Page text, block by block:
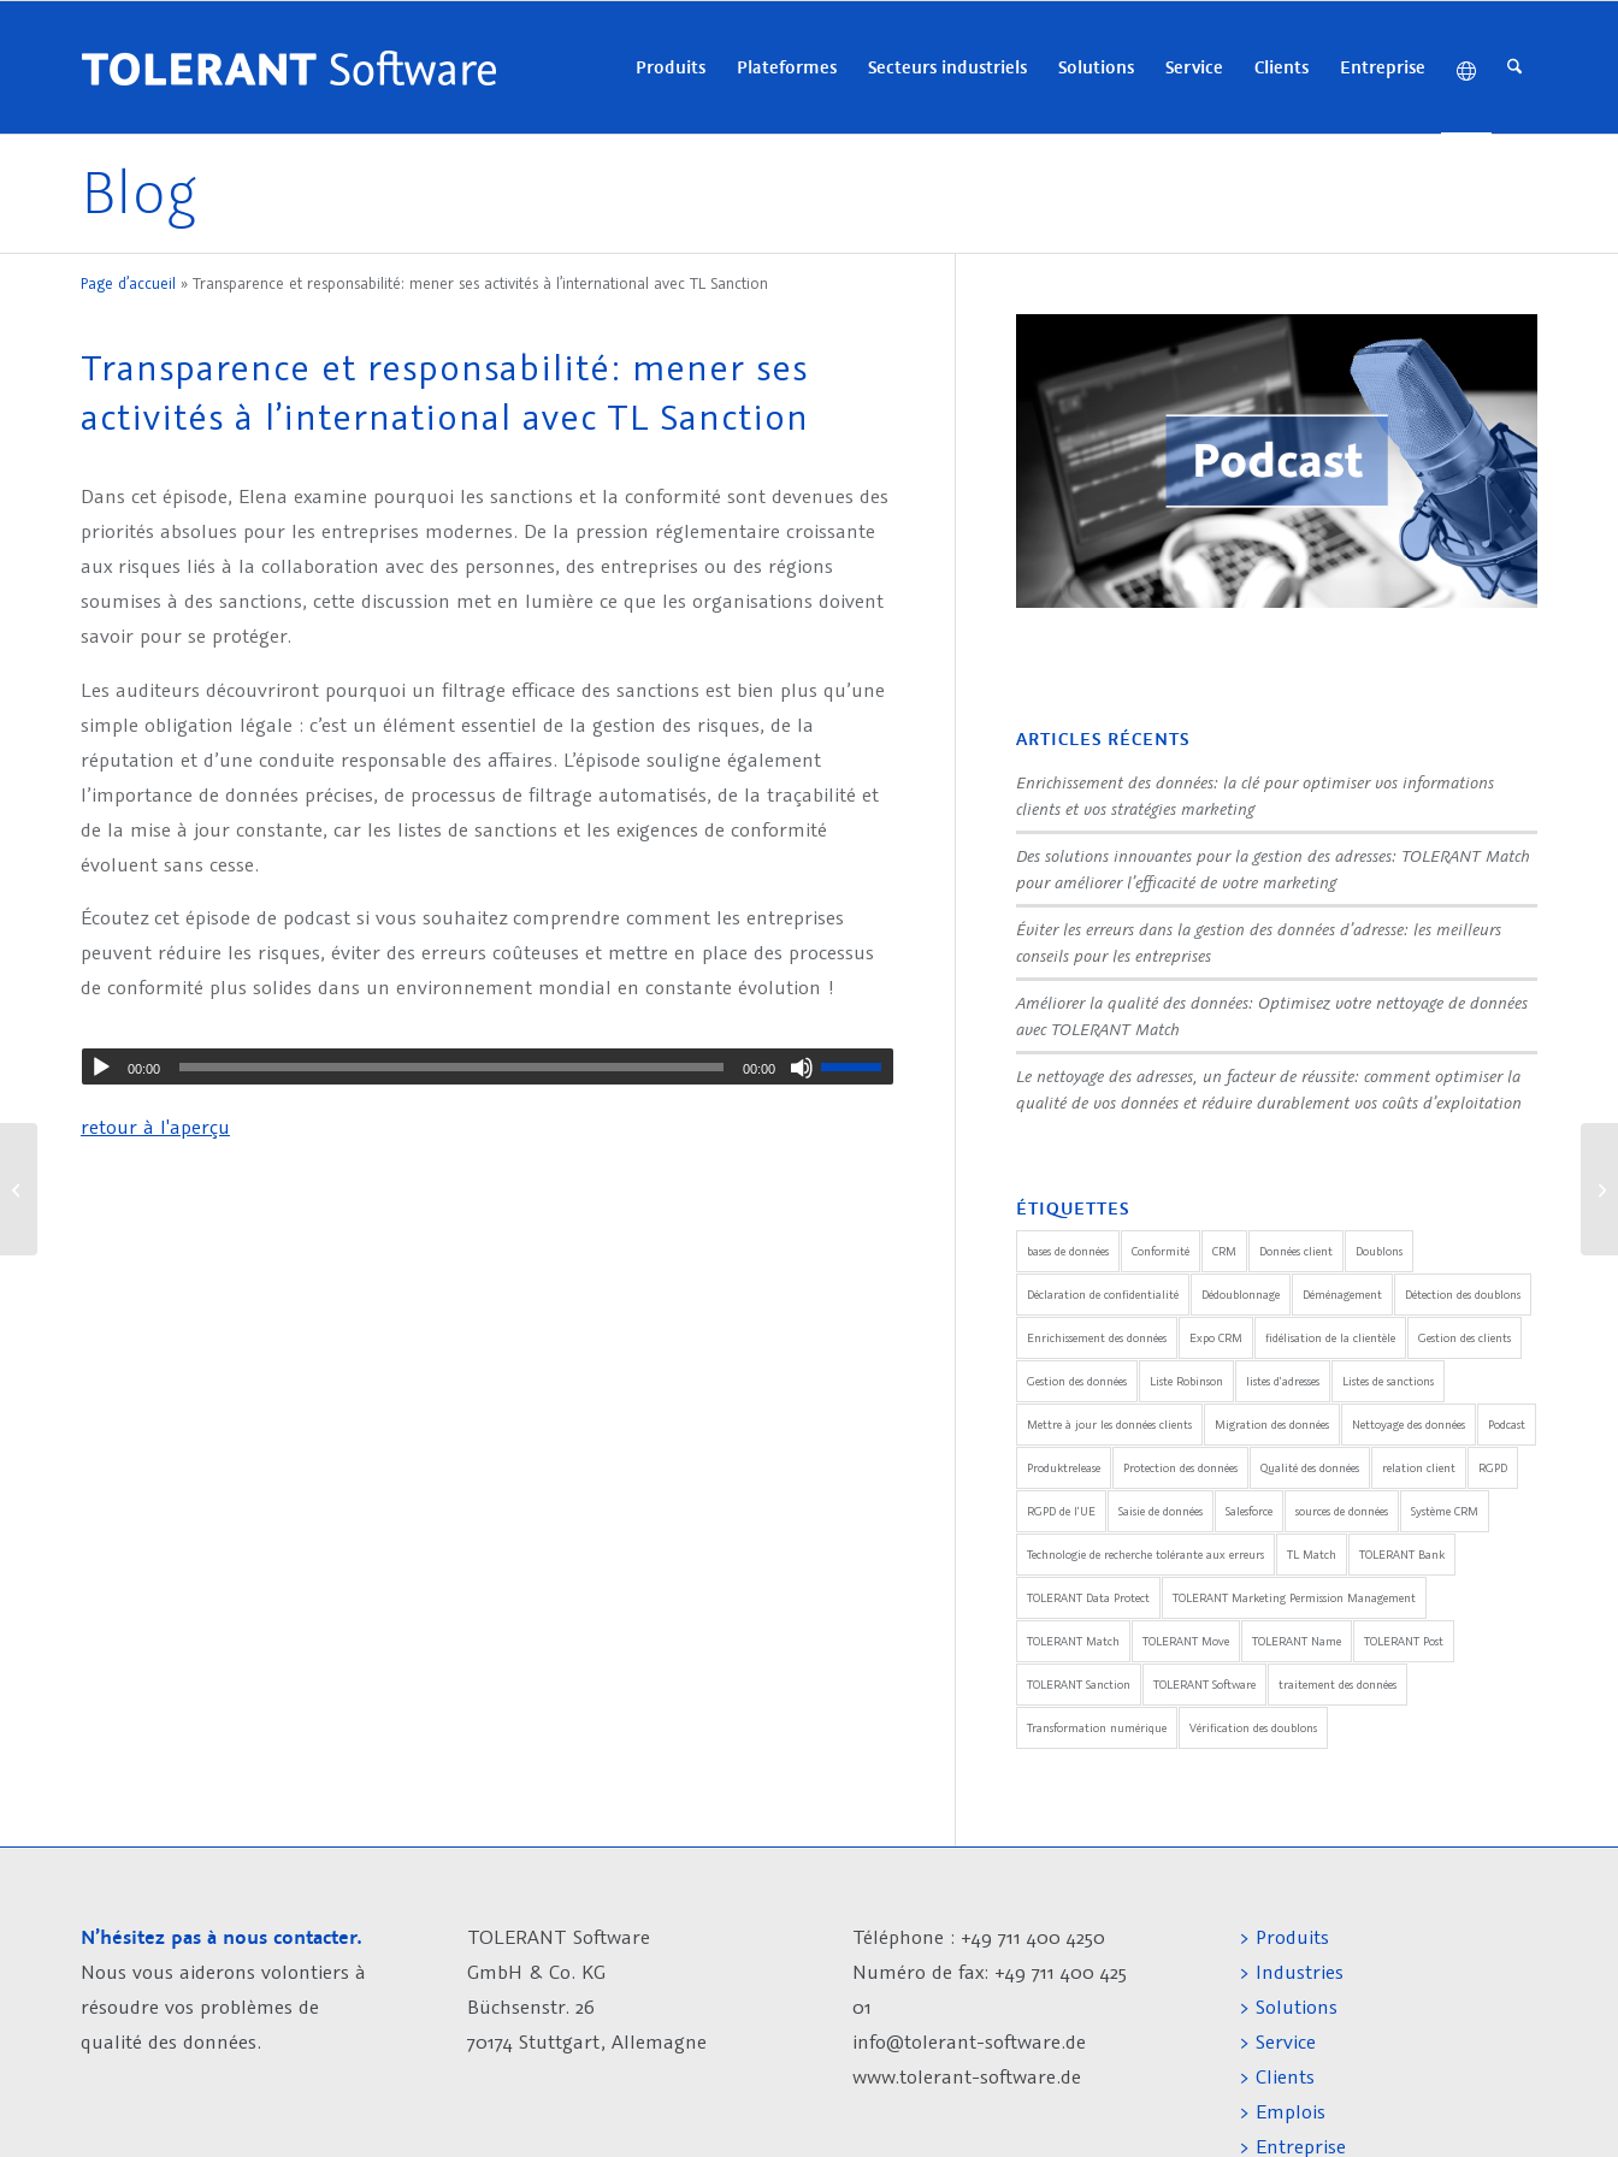
Produits Plateformes Secteurs industriels Solutions Service Clients Entreprise
Blog
Page d’accueil » Transparence et responsabilité: mener ses activités à l’international avec TL Sanction
Transparence et responsabilité: mener ses
activités à l’international avec TL Sanction
Dans cet épisode, Elena examine pourquoi les sanctions et la conformité sont devenues des
priorités absolues pour les entreprises modernes. De la pression réglementaire croissante
aux risques liés à la collaboration avec des personnes, des entreprises ou des régions
soumises à des sanctions, cette discussion met en lumière ce que les organisations doivent
savoir pour se protéger.
Les auditeurs découvriront pourquoi un filtrage efficace des sanctions est bien plus qu’une
simple obligation légale : c’est un élément essentiel de la gestion des risques, de la
réputation et d’une conduite responsable des affaires. L’épisode souligne également
l’importance de données précises, de processus de filtrage automatisés, de la traçabilité et
de la mise à jour constante, car les listes de sanctions et les exigences de conformité
évoluent sans cesse.
Écoutez cet épisode de podcast si vous souhaitez comprendre comment les entreprises
peuvent réduire les risques, éviter des erreurs coûteuses et mettre en place des processus
de conformité plus solides dans un environnement mondial en constante évolution !
00:00 00:00
retour à l'aperçu
ARTICLES RÉCENTS
Enrichissement des données: la clé pour optimiser vos informations
clients et vos stratégies marketing
Des solutions innovantes pour la gestion des adresses: TOLERANT Match
pour améliorer l’efficacité de votre marketing
Éviter les erreurs dans la gestion des données d’adresse: les meilleurs
conseils pour les entreprises
Améliorer la qualité des données: Optimisez votre nettoyage de données
avec TOLERANT Match
Le nettoyage des adresses, un facteur de réussite: comment optimiser la
qualité de vos données et réduire durablement vos coûts d’exploitation
ÉTIQUETTES
bases de données Conformité CRM Données client Doublons
Déclaration de confidentialité Dédoublonnage Déménagement Détection des doublons
Enrichissement des données Expo CRM fidélisation de la clientèle Gestion des clients
Gestion des données Liste Robinson listes d'adresses Listes de sanctions
Mettre à jour les données clients Migration des données Nettoyage des données Podcast
Produktrelease Protection des données Qualité des données relation client RGPD
RGPD de l'UE Saisie de données Salesforce sources de données Système CRM
Technologie de recherche tolérante aux erreurs TL Match TOLERANT Bank
TOLERANT Data Protect TOLERANT Marketing Permission Management
TOLERANT Match TOLERANT Move TOLERANT Name TOLERANT Post
TOLERANT Sanction TOLERANT Software traitement des données
Transformation numérique Vérification des doublons
N’hésitez pas à nous contacter.
Nous vous aiderons volontiers à
résoudre vos problèmes de
qualité des données.
TOLERANT Software
GmbH & Co. KG
Büchsenstr. 26
70174 Stuttgart, Allemagne
Téléphone : +49 711 400 4250
Numéro de fax: +49 711 400 425
01
info@tolerant-software.de
www.tolerant-software.de
> Produits
> Industries
> Solutions
> Service
> Clients
> Emplois
> Entreprise